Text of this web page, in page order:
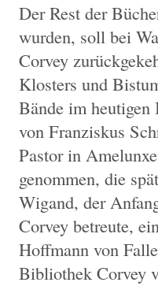
Der Rest der
wurden, soll bei
Corvey
Klosters und
Bände im heutigen
von Franziskus
Pastor in
genommen, die
Wigand, der
Corvey betreute,
Hoffmann von
Bibliothek Corvey